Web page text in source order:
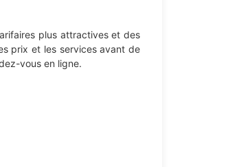
plus attractives et des
prix et les services avant de
vous en ligne.